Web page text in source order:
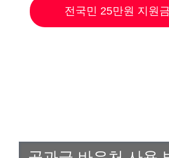
전국민 25만원 지원